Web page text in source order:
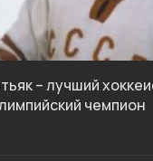
– лучший
чемпион